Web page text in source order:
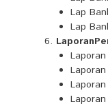
Lap
Lap
Laporan